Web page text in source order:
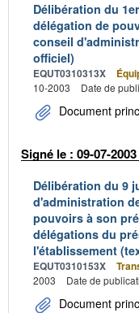
Délibération du
délégation de
conseil
officiel)
EQUT0310313X
10-2003
Date de
Document
Signé le : 09-07-2003
Délibération du 9
d'administration
pouvoirs à son
délégations du
l'établissement
EQUT0310153X
2003
Date de
Document